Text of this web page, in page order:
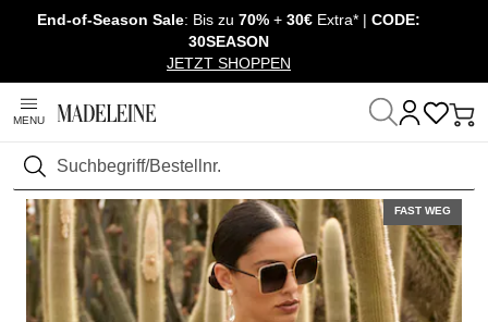
Überspringe Navigation, direkt zum Content
End-of-Season Sale: Bis zu 70% + 30€ Extra* | CODE:
30SEASON
JETZT SHOPPEN
MENU
Suchen
Startseite Mode Pullover & Strick
FAST WEG